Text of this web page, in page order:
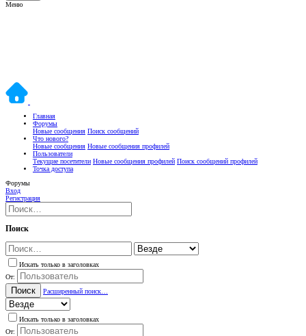
Меню
Главная
Форумы
Новые сообщения Поиск сообщений
Что нового?
Новые сообщения Новые сообщения профилей
Пользователи
Текущие посетители Новые сообщения профилей Поиск сообщений профилей
Точка доступа
Форумы
Вход
Регистрация
Поиск
Искать только в заголовках
От:
Поиск Расширенный поиск…
Искать только в заголовках
От: